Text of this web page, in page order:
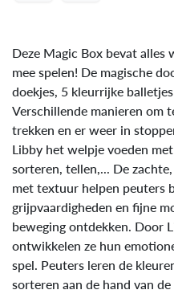
Deze Magic Box bevat alles
mee spelen! De magische
doekjes, 5 kleurrijke
Verschillende manieren om
trekken en er weer in
Libby het welpje voeden
sorteren, tellen,... De
met textuur helpen peuters
grijpvaardigheden en fijne
beweging ontdekken. Door
ontwikkelen ze hun
spel. Peuters leren de
sorteren aan de hand van